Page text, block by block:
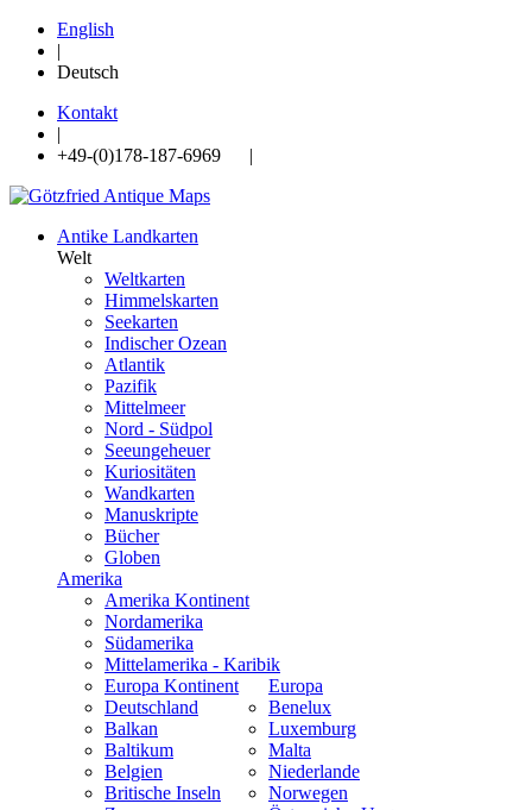
English
|
Deutsch
Kontakt
|
+49-(0)178-187-6969 |
Antike Landkarten
Welt
Weltkarten
Himmelskarten
Seekarten
Indischer Ozean
Atlantik
Pazifik
Mittelmeer
Nord - Südpol
Seeungeheuer
Kuriositäten
Wandkarten
Manuskripte
Bücher
Globen
Amerika
Amerika Kontinent
Nordamerika
Südamerika
Mittelamerika - Karibik
Europa
Europa Kontinent
Deutschland
Balkan
Baltikum
Belgien
Britische Inseln
Benelux
Luxemburg
Malta
Niederlande
Norwegen